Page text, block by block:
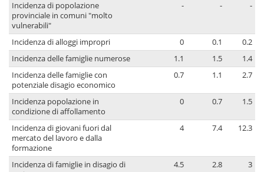
Incidenza di popolazione
provinciale in comuni "molto
vulnerabili"
- - -
Incidenza di alloggi impropri 0 0.1
0.2
Incidenza delle famiglie numerose
1.1 1.5
1.4
Incidenza delle famiglie con
potenziale disagio economico
0.7 1.1 2.7
Incidenza popolazione in
condizione di affollamento
0 0.7 1.5
Incidenza di giovani fuori dal
mercato del lavoro e dalla
formazione
4 7.4 12.3
Incidenza di famiglie in disagio di
4.5 2.8 3